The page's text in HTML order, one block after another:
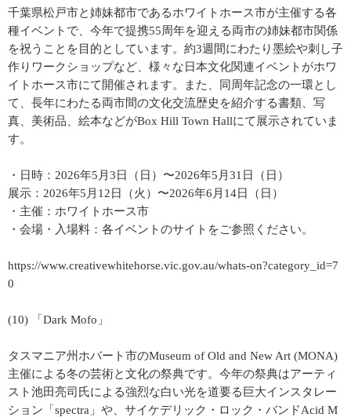
千葉県松戸市と姉妹都市であるホワイトホース市が主催する各
種イベントで、今年で提携55周年を迎える両市の姉妹都市関係
を祝うことを目的としています。約3週間にわたり墨絵や刺し子
作りワークショップなど、様々な日本文化関連イベントがホワ
イトホース市にて開催されます。また、同周年記念の一環とし
て、長年にわたる両市間の文化交流歴史を紹介する書類、写
真、美術品、絵本などがBox Hill Town Hallにて展示されていま
す。
・日時：2026年5月3日（日）〜2026年5月31日（日）
展示：2026年5月12日（火）〜2026年6月14日（日）
・主催：ホワイトホース市
・会場・入場料：各イベントのサイトをご参照ください。
https://www.creativewhitehorse.vic.gov.au/whats-on?category_id=7
0
(10) 「Dark Mofo」
タスマニア州ホバート市のMuseum of Old and New Art (MONA)
主催による冬の芸術と文化の祭典です。今年の祭典はアーティ
スト池田亮司氏による強烈な白い光を道要る巨大インスタレー
ション「spectra」や、サイケデリック・ロック・バンドAcid M